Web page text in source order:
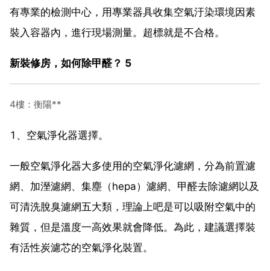
有專業的檢測中心，用專業器具收集空氣汙染環境因素
裝入容器內，進行現場測量。超標就是不合格。
新裝修房，如何除甲醛？ 5
4樓：衡陽**
1、空氣淨化器選擇。
一般空氣淨化器大多使用的空氣淨化濾網，分為前置濾
網、加溼濾網、集塵（hepa）濾網、甲醛去除濾網以及
可清洗脫臭濾網五大類，理論上吧是可以吸附空氣中的
雜質，但是溫度一高效果就會降低。為此，建議選擇裝
有活性炭濾芯的空氣淨化裝置。